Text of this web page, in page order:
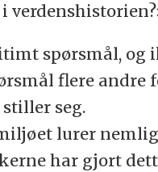
spørsmål, og
flere andre
stiller seg.
lurer nemlig
har gjort